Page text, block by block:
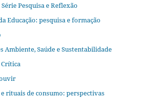
Pesquisa e Reflexão
Educação: pesquisa e formação
Ambiente, Saúde e Sustentabilidade
rituais de consumo: perspectivas